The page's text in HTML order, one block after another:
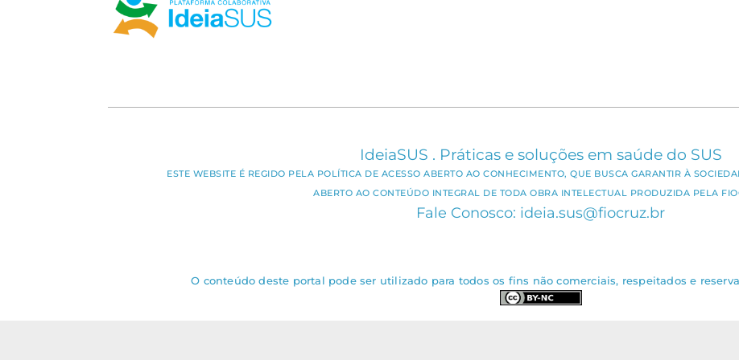
IdeiaSUS . Práticas e soluções em saúde do SUS
ESTE WEBSITE É REGIDO PELA POLÍTICA DE ACESSO ABERTO AO CONHECIMENTO, QUE BUSCA GARANTIR À
ABERTO AO CONTEÚDO INTEGRAL DE TODA OBRA INTELECTUAL PRODUZIDA PELA
Fale Conosco: ideia.sus@fiocruz.br
O conteúdo deste portal pode ser utilizado para todos os fins não comerciais, respeitados e